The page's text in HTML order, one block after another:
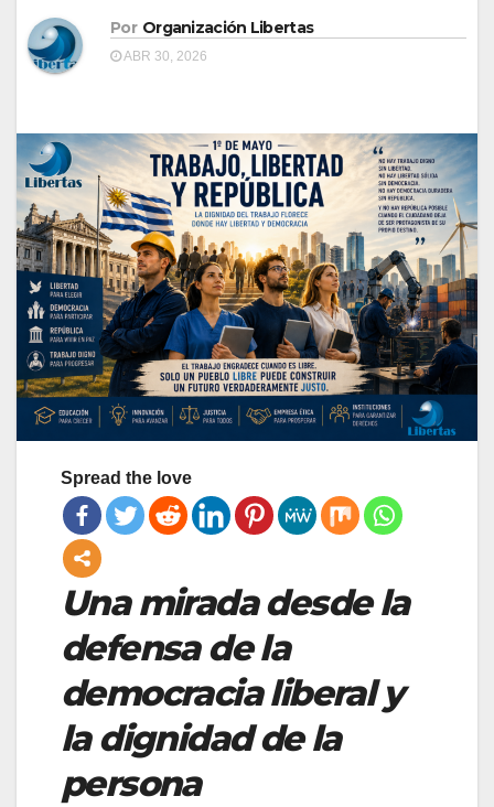
Por Organización Libertas
ABR 30, 2026
Spread the love
Una mirada desde la
defensa de la
democracia liberal y
la dignidad de la
persona